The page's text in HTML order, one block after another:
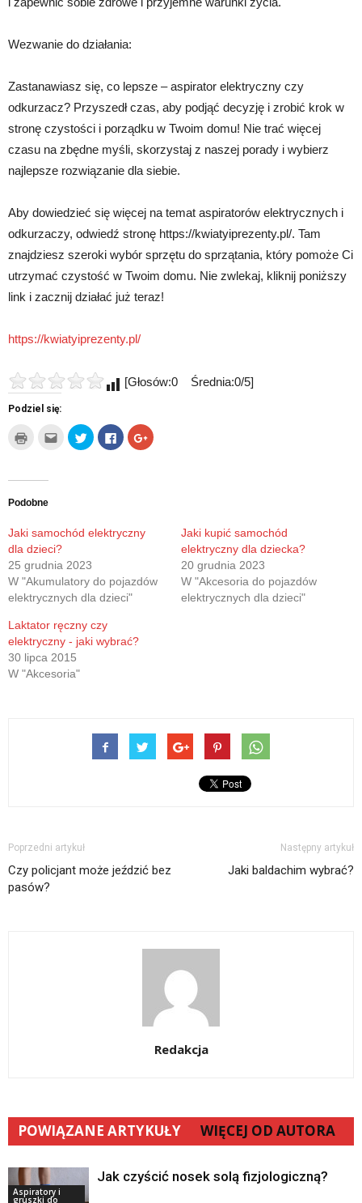
Wezwanie do działania:
Zastanawiasz się, co lepsze – aspirator elektryczny czy
odkurzacz? Przyszedł czas, aby podjąć decyzję i zrobić krok w
stronę czystości i porządku w Twoim domu! Nie trać więcej
czasu na zbędne myśli, skorzystaj z naszej porady i wybierz
najlepsze rozwiązanie dla siebie.
Aby dowiedzieć się więcej na temat aspiratorów elektrycznych i
odkurzaczy, odwiedź stronę https://kwiatyiprezenty.pl/. Tam
znajdziesz szeroki wybór sprzętu do sprzątania, który pomoże Ci
utrzymać czystość w Twoim domu. Nie zwlekaj, kliknij poniższy
link i zacznij działać już teraz!
https://kwiatyiprezenty.pl/
[Głosów:0 Średnia:0/5]
Podziel się:
Kliknij
wydrukować(Otwiera
nowym
Kliknij,
aby
wysłać
w
nowym
oknie)
Udostępnij
na
Twitterze(Otwiera
Click
to
share
Click
to
Podobne
Jaki samochód elektryczny
dla dzieci?
25 grudnia 2023
W "Akumulatory do pojazdów
elektrycznych dla dzieci"
Jaki kupić samochód
elektryczny dla dziecka?
20 grudnia 2023
W "Akcesoria do pojazdów
elektrycznych dla dzieci"
Laktator ręczny czy
elektryczny - jaki wybrać?
30 lipca 2015
W "Akcesoria"
Poprzedni artykuł
Czy policjant może jeździć bez
pasów?
Następny artykuł
Jaki baldachim wybrać?
Redakcja
POWIĄZANE ARTYKUŁY WIĘCEJ OD AUTORA
Aspiratory i
gruszki do
Jak czyścić nosek solą fizjologiczną?